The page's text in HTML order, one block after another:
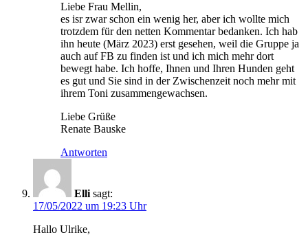
Liebe Frau Mellin,
es isr zwar schon ein wenig her, aber ich wollte mich
trotzdem für den netten Kommentar bedanken. Ich hab
ihn heute (März 2023) erst gesehen, weil die Gruppe ja
auch auf FB zu finden ist und ich mich mehr dort
bewegt habe. Ich hoffe, Ihnen und Ihren Hunden geht
es gut und Sie sind in der Zwischenzeit noch mehr mit
ihrem Toni zusammengewachsen.
Liebe Grüße
Renate Bauske
Antworten
Elli sagt:
17/05/2022 um 19:23 Uhr
Hallo Ulrike,